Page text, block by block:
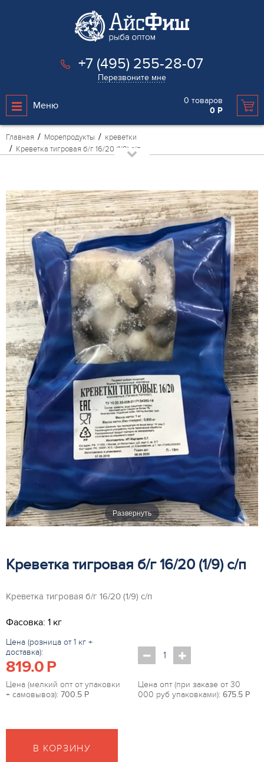
+7 (495) 255-28-07
Перезвоните мне
Меню 0 товаров
0 Р
Главная Морепродукты
креветки
Креветка тигровая б/г 16/20 (1/9) с/п
Развернуть
Креветка тигровая б/г 16/20 (1/9) с/п
Креветка тигровая б/г 16/20 (1/9) с/п
Фасовка: 1 кг
Цена (розница от 1 кг +
доставка):
819.0P
Цена (мелкий опт от упаковки
+ самовывоз): 700.5 P
Цена опт (при заказе от 30
000 руб упаковками): 675.5 P
В КОРЗИНУ